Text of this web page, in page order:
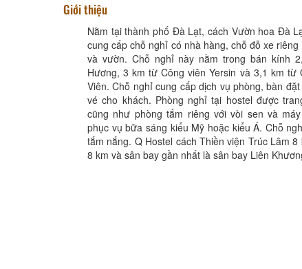
Giới thiệu
Nằm tại thành phố Đà Lạt, cách Vườn hoa Đà
cung cấp chỗ nghỉ có nhà hàng, chỗ đỗ xe
và vườn. Chỗ nghỉ này nằm trong bán kính
Hương, 3 km từ Công viên Yersin và 3,1 km từ
Viên. Chỗ nghỉ cung cấp dịch vụ phòng, bàn
vé cho khách. Phòng nghỉ tại hostel được
cũng như phòng tắm riêng với vòi sen và
phục vụ bữa sáng kiểu Mỹ hoặc kiểu Á. Chỗ
tắm nắng. Q Hostel cách Thiền viện Trúc Lâm 8
8 km và sân bay gần nhất là sân bay Liên